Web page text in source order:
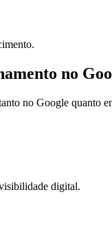
no
no Google quanto
digital.